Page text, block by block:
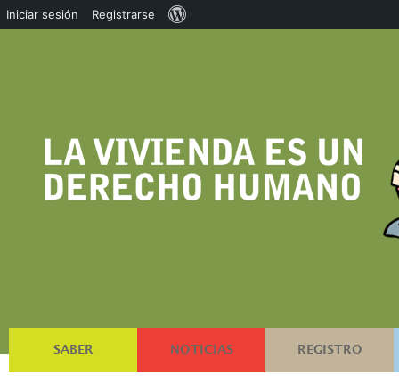
SABER NOTICIAS REGISTRO
Iniciar sesión Registrarse